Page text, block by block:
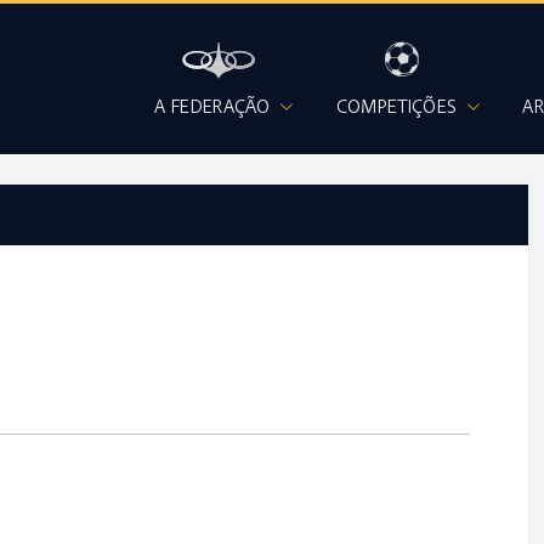
A FEDERAÇÃO COMPETIÇÕES